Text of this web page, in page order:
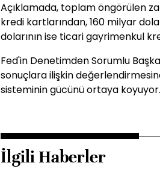
Açıklamada, toplam öngörülen
kredi kartlarından, 160 milyar
dolarının ise ticari gayrimenkul
Fed'in Denetimden Sorumlu
sonuçlara ilişkin
sisteminin gücünü ortaya
İlgili Haberler